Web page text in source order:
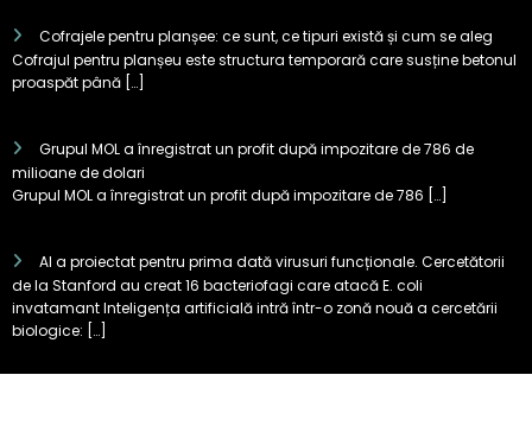
Cofrajele pentru planșee: ce sunt, ce tipuri există și cum se aleg
Cofrajul pentru planșeu este structura temporară care susține betonul
proaspăt până […]
Grupul MOL a înregistrat un profit după impozitare de 786 de
milioane de dolari
Grupul MOL a înregistrat un profit după impozitare de 786 […]
AI a proiectat pentru prima dată virusuri funcționale. Cercetătorii
de la Stanford au creat 16 bacteriofagi care atacă E. coli
invatamant Inteligența artificială intră într-o zonă nouă a cercetării
biologice: […]Test KIA EV2: cum se descurcă
cea mai mică electrică Kia în